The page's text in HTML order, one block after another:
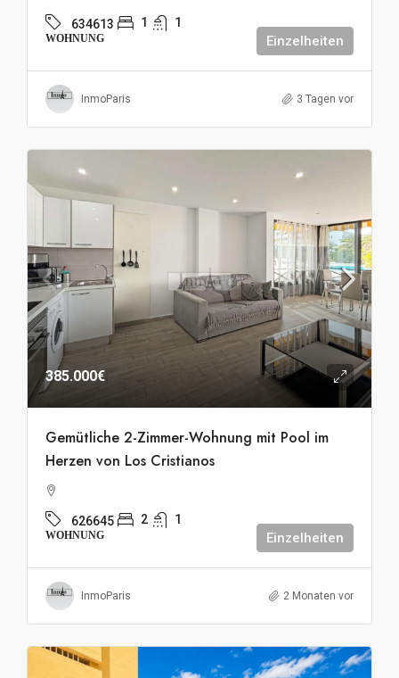
634613 1 1
WOHNUNG Einzelheiten
InmoParis 3 Tagen vor
385.000€
Gemütliche 2-Zimmer-Wohnung mit Pool im
Herzen von Los Cristianos
626645 2 1
WOHNUNG Einzelheiten
InmoParis 2 Monaten vor